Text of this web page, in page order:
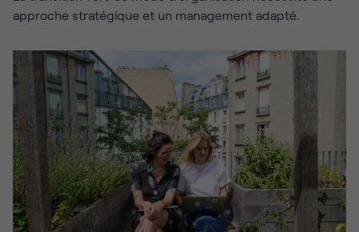
approche stratégique et un management adapté.